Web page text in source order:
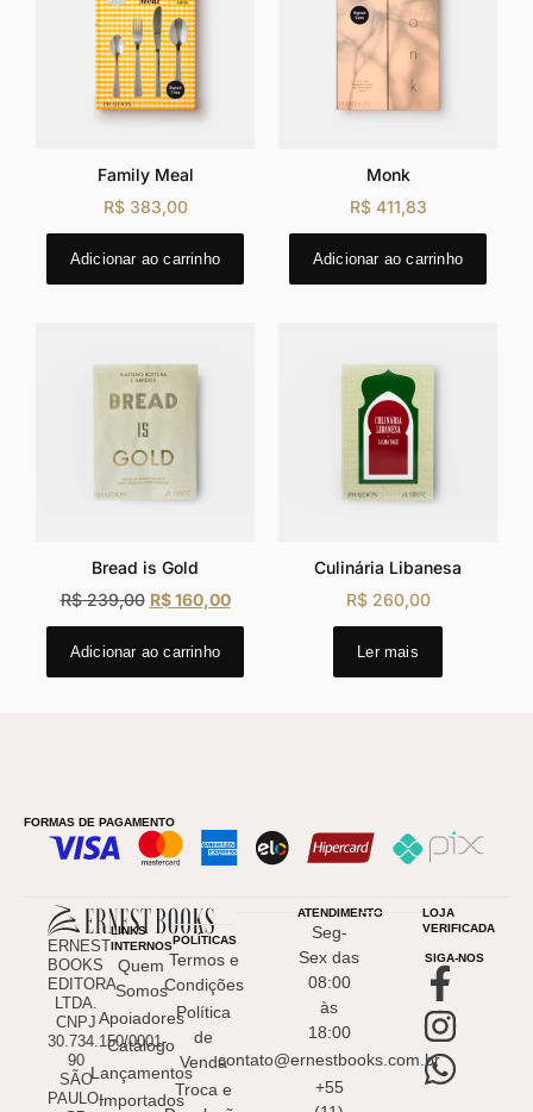
Family Meal
R$383,00
Adicionar ao carrinho
Monk
R$411,83
Adicionar ao carrinho
Bread is Gold
R$239,00 R$160,00
Adicionar ao carrinho
Culinária Libanesa
R$260,00
Ler mais
FORMAS DE PAGAMENTO
ERNEST
BOOKS
EDITORA
LTDA.
CNPJ
30.734.150/0001-
90
SÃO
PAULO-
LINKS
INTERNOS
Quem
Somos
Apoiadores
Catálogo
Lançamentos
Importados
POLÍTICAS
Termos e
Condições
Política
de
Venda
Troca e
ATENDIMENTO
Seg-
Sex das
08:00
às
18:00
contato@ernestbooks.com.br
+55
LOJA
VERIFICADA
SIGA-NOS